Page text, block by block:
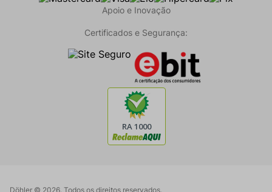
Apoio e Inovação
Certificados e Segurança:
Döhler © 2026. Todos os direitos reservados.